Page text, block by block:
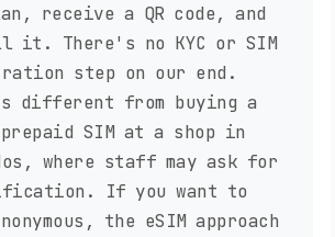
receive a QR code, and
it. There's no KYC or SIM
step on our end.
different from buying a
SIM at a shop in
where staff may ask for
If you want to
the eSIM approach